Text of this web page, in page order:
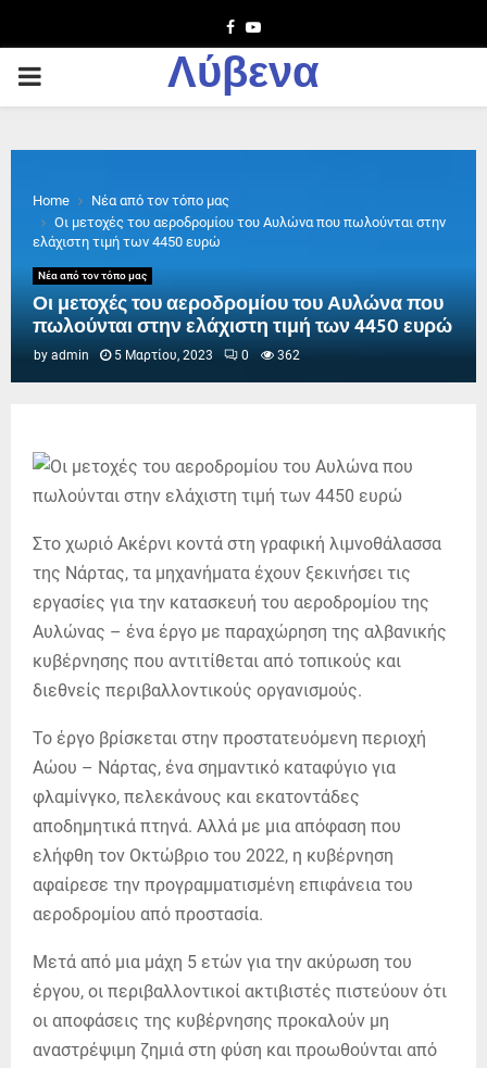
Facebook
Youtube
PRIMARY
Λύβενα
Home
Νέα από τον τόπο μας
Οι μετοχές του αεροδρομίου του Αυλώνα που πωλούνται στην
ελάχιστη τιμή των 4450 ευρώ
Νέα από τον τόπο μας
Οι μετοχές του αεροδρομίου του Αυλώνα που
πωλούνται στην ελάχιστη τιμή των 4450 ευρώ
by admin 5 Μαρτίου, 2023 0 362
Στο χωριό Ακέρνι κοντά στη γραφική λιμνοθάλασσα
της Νάρτας, τα μηχανήματα έχουν ξεκινήσει τις
εργασίες για την κατασκευή του αεροδρομίου της
Αυλώνας – ένα έργο με παραχώρηση της αλβανικής
κυβέρνησης που αντιτίθεται από τοπικούς και
διεθνείς περιβαλλοντικούς οργανισμούς.
Το έργο βρίσκεται στην προστατευόμενη περιοχή
Αώου – Νάρτας, ένα σημαντικό καταφύγιο για
φλαμίνγκο, πελεκάνους και εκατοντάδες
αποδημητικά πτηνά. Αλλά με μια απόφαση που
ελήφθη τον Οκτώβριο του 2022, η κυβέρνηση
αφαίρεσε την προγραμματισμένη επιφάνεια του
αεροδρομίου από προστασία.
Μετά από μια μάχη 5 ετών για την ακύρωση του
έργου, οι περιβαλλοντικοί ακτιβιστές πιστεύουν ότι
οι αποφάσεις της κυβέρνησης προκαλούν μη
αναστρέψιμη ζημιά στη φύση και προωθούνται από